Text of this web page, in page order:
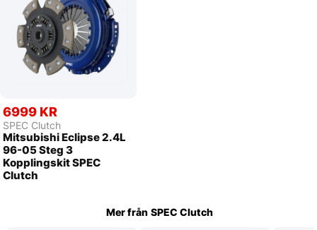
6999 KR
SPEC Clutch
Mitsubishi Eclipse 2.4L
96-05 Steg 3
Kopplingskit SPEC
Clutch
Mer från SPEC Clutch